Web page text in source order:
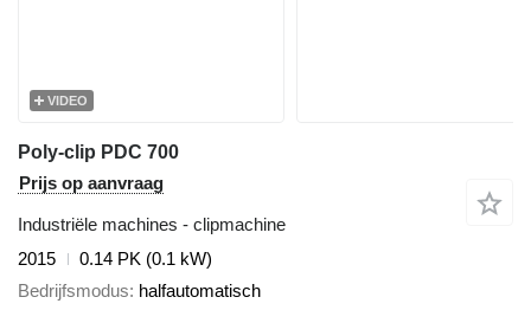
VIDEO
Poly-clip PDC 700
Prijs op aanvraag
Industriële machines - clipmachine
2015
0.14 PK (0.1 kW)
Bedrijfsmodus halfautomatisch